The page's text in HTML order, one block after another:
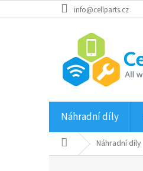
na
info@cellparts.cz
Náhradní díly
Domů Náhradní díly